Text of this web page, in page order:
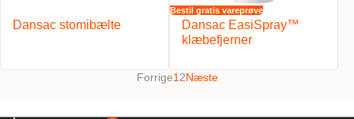
Dansac stomibælte
Bestil gratis vareprøve
Dansac EasiSpray™
klæbefjerner
Forrige1 2Næste